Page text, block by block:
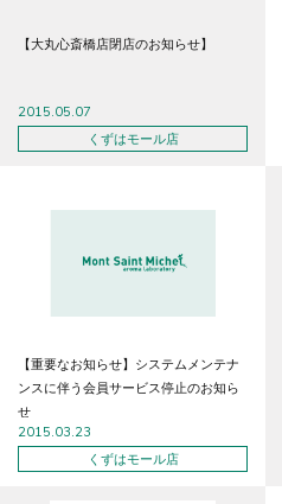
【大丸心斎橋店閉店のお知らせ】
2015.05.07
くずはモール店
【重要なお知らせ】システムメンテナ
ンスに伴う会員サービス停止のお知ら
せ
2015.03.23
くずはモール店